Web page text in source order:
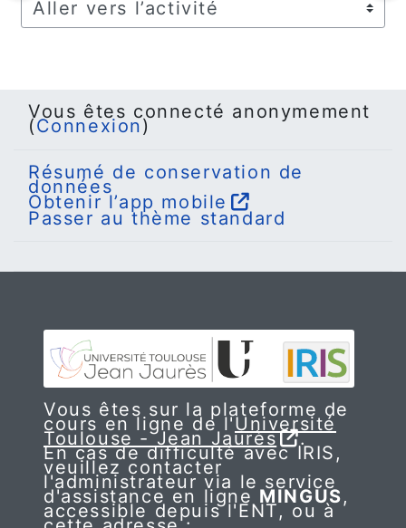
Aller vers l’activité
Vous êtes connecté anonymement
(Connexion)
Résumé de conservation de
données
Obtenir l’app mobile
Passer au thème standard
Vous êtes sur la plateforme de
cours en ligne de l'Université
Toulouse - Jean Jaurès .
En cas de difficulté avec IRIS,
veuillez contacter
l'administrateur via le service
d'assistance en ligne MINGUS,
accessible depuis l'ENT, ou à